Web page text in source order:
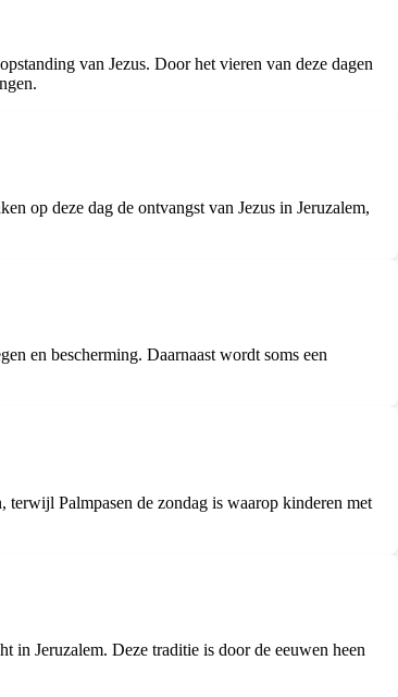
van Jezus. Door het vieren van deze dagen
op deze dag de ontvangst van Jezus in Jeruzalem,
en bescherming. Daarnaast wordt soms een
terwijl Palmpasen de zondag is waarop kinderen met
in Jeruzalem. Deze traditie is door de eeuwen heen